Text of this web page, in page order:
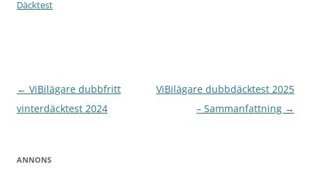
Däcktest
Inläggsnavigering
← ViBilägare dubbfritt
vinterdäcktest 2024
ViBilägare dubbdäcktest 2025
– Sammanfattning →
ANNONS